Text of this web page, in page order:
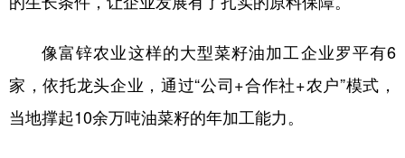
像富锌农业这样的大型菜籽油加工企业罗平有6
家，依托龙头企业，通过“公司+合作社+农户”模式，
当地撑起10余万吨油菜籽的年加工能力。